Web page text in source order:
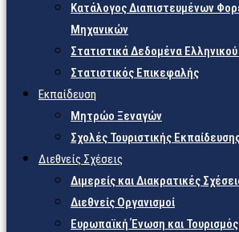
Κατάλογος Διαπιστευμένων
Μηχανικών
Στατιστικά Δεδομένα
Στατιστικός Επικεφαλής
Εκπαίδευση
Μητρώο Ξεναγών
Σχολές Τουριστικής
Διεθνείς Σχέσεις
Διμερείς και Διακρατικές
Διεθνείς Οργανισμοί
Ευρωπαϊκή Ένωση και Τουρισμός